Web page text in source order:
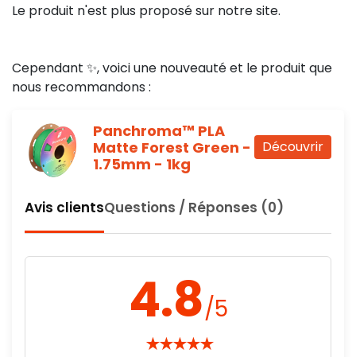
Le produit n'est plus proposé sur notre site.
Cependant ✨, voici une nouveauté et le produit que
nous recommandons :
Découvrir
Panchroma™ PLA
Matte Forest Green -
1.75mm - 1kg
Avis clientsQuestions / Réponses (0)
4.8/5
★★★★★